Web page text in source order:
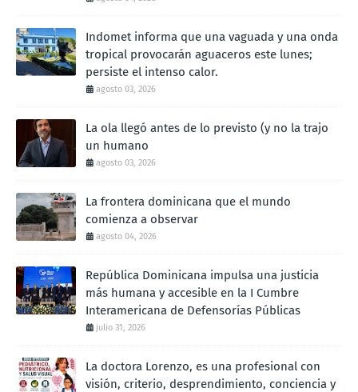
Indomet informa que una vaguada y una onda
tropical provocarán aguaceros este lunes;
persiste el intenso calor.
agosto 03, 2026
La ola llegó antes de lo previsto (y no la trajo
un humano
agosto 03, 2026
La frontera dominicana que el mundo
comienza a observar
agosto 04, 2026
República Dominicana impulsa una justicia
más humana y accesible en la I Cumbre
Interamericana de Defensorías Públicas
julio 31, 2026
La doctora Lorenzo, es una profesional con
visión, criterio, desprendimiento, conciencia y